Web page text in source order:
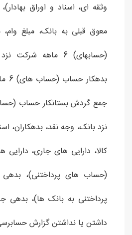
وثقه ای، اسناد و اوراق
معوق قبلی به بانک، مبلغ
(حسابهای) 6 ماهه
نزد بانک، وجه نقد، بدهکاران،
کالا، دارایی های جاری، دارایی
(حساب های پرداختنی)، بدهی
پرداختنی به بانک ها)، بدهی
داشتن یا نداشتن گزارش